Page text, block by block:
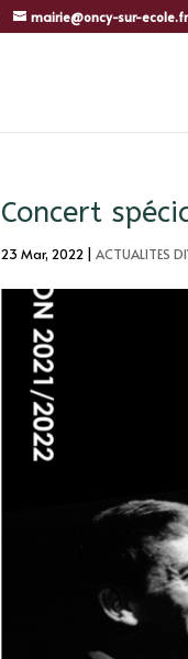
mairie@oncy-sur-ecole.fr
Concert
23 Mar, 2022 |ACTUALITES